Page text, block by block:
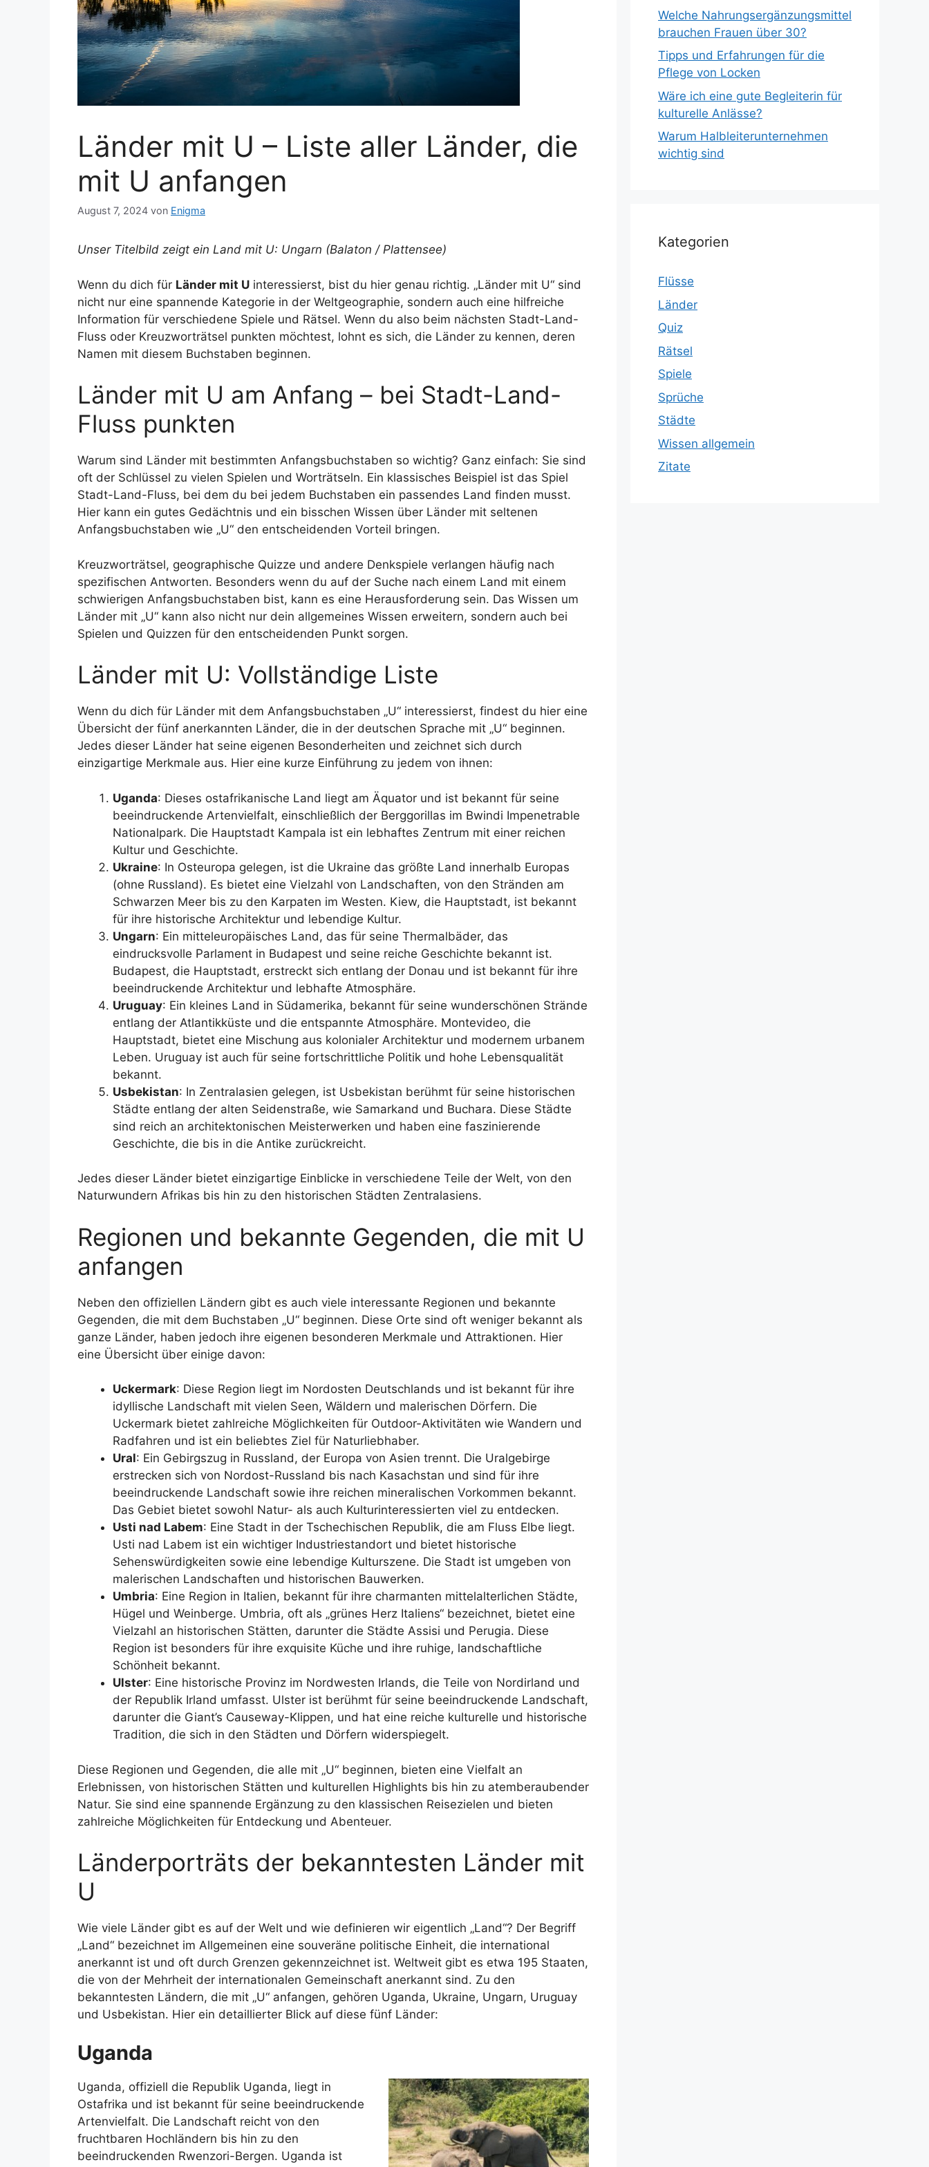
Länder mit U – Liste aller Länder, die
mit U anfangen
August 7, 2024 von Enigma
Unser Titelbild zeigt ein Land mit U: Ungarn (Balaton / Plattensee)
Wenn du dich für Länder mit U interessierst, bist du hier genau richtig. „Länder mit U“ sind
nicht nur eine spannende Kategorie in der Weltgeographie, sondern auch eine hilfreiche
Information für verschiedene Spiele und Rätsel. Wenn du also beim nächsten Stadt-Land-
Fluss oder Kreuzworträtsel punkten möchtest, lohnt es sich, die Länder zu kennen, deren
Namen mit diesem Buchstaben beginnen.
Länder mit U am Anfang – bei Stadt-Land-
Fluss punkten
Warum sind Länder mit bestimmten Anfangsbuchstaben so wichtig? Ganz einfach: Sie sind
oft der Schlüssel zu vielen Spielen und Worträtseln. Ein klassisches Beispiel ist das Spiel
Stadt-Land-Fluss, bei dem du bei jedem Buchstaben ein passendes Land finden musst.
Hier kann ein gutes Gedächtnis und ein bisschen Wissen über Länder mit seltenen
Anfangsbuchstaben wie „U“ den entscheidenden Vorteil bringen.
Kreuzworträtsel, geographische Quizze und andere Denkspiele verlangen häufig nach
spezifischen Antworten. Besonders wenn du auf der Suche nach einem Land mit einem
schwierigen Anfangsbuchstaben bist, kann es eine Herausforderung sein. Das Wissen um
Länder mit „U“ kann also nicht nur dein allgemeines Wissen erweitern, sondern auch bei
Spielen und Quizzen für den entscheidenden Punkt sorgen.
Länder mit U: Vollständige Liste
Wenn du dich für Länder mit dem Anfangsbuchstaben „U“ interessierst, findest du hier eine
Übersicht der fünf anerkannten Länder, die in der deutschen Sprache mit „U“ beginnen.
Jedes dieser Länder hat seine eigenen Besonderheiten und zeichnet sich durch
einzigartige Merkmale aus. Hier eine kurze Einführung zu jedem von ihnen:
Uganda: Dieses ostafrikanische Land liegt am Äquator und ist bekannt für seine
beeindruckende Artenvielfalt, einschließlich der Berggorillas im Bwindi Impenetrable
Nationalpark. Die Hauptstadt Kampala ist ein lebhaftes Zentrum mit einer reichen
Kultur und Geschichte.
Ukraine: In Osteuropa gelegen, ist die Ukraine das größte Land innerhalb Europas
(ohne Russland). Es bietet eine Vielzahl von Landschaften, von den Stränden am
Schwarzen Meer bis zu den Karpaten im Westen. Kiew, die Hauptstadt, ist bekannt
für ihre historische Architektur und lebendige Kultur.
Ungarn: Ein mitteleuropäisches Land, das für seine Thermalbäder, das
eindrucksvolle Parlament in Budapest und seine reiche Geschichte bekannt ist.
Budapest, die Hauptstadt, erstreckt sich entlang der Donau und ist bekannt für ihre
beeindruckende Architektur und lebhafte Atmosphäre.
Uruguay: Ein kleines Land in Südamerika, bekannt für seine wunderschönen Strände
entlang der Atlantikküste und die entspannte Atmosphäre. Montevideo, die
Hauptstadt, bietet eine Mischung aus kolonialer Architektur und modernem urbanem
Leben. Uruguay ist auch für seine fortschrittliche Politik und hohe Lebensqualität
bekannt.
Usbekistan: In Zentralasien gelegen, ist Usbekistan berühmt für seine historischen
Städte entlang der alten Seidenstraße, wie Samarkand und Buchara. Diese Städte
sind reich an architektonischen Meisterwerken und haben eine faszinierende
Geschichte, die bis in die Antike zurückreicht.
Jedes dieser Länder bietet einzigartige Einblicke in verschiedene Teile der Welt, von den
Naturwundern Afrikas bis hin zu den historischen Städten Zentralasiens.
Regionen und bekannte Gegenden, die mit U
anfangen
Neben den offiziellen Ländern gibt es auch viele interessante Regionen und bekannte
Gegenden, die mit dem Buchstaben „U“ beginnen. Diese Orte sind oft weniger bekannt als
ganze Länder, haben jedoch ihre eigenen besonderen Merkmale und Attraktionen. Hier
eine Übersicht über einige davon:
Uckermark: Diese Region liegt im Nordosten Deutschlands und ist bekannt für ihre
idyllische Landschaft mit vielen Seen, Wäldern und malerischen Dörfern. Die
Uckermark bietet zahlreiche Möglichkeiten für Outdoor-Aktivitäten wie Wandern und
Radfahren und ist ein beliebtes Ziel für Naturliebhaber.
Ural: Ein Gebirgszug in Russland, der Europa von Asien trennt. Die Uralgebirge
erstrecken sich von Nordost-Russland bis nach Kasachstan und sind für ihre
beeindruckende Landschaft sowie ihre reichen mineralischen Vorkommen bekannt.
Das Gebiet bietet sowohl Natur- als auch Kulturinteressierten viel zu entdecken.
Usti nad Labem: Eine Stadt in der Tschechischen Republik, die am Fluss Elbe liegt.
Usti nad Labem ist ein wichtiger Industriestandort und bietet historische
Sehenswürdigkeiten sowie eine lebendige Kulturszene. Die Stadt ist umgeben von
malerischen Landschaften und historischen Bauwerken.
Umbria: Eine Region in Italien, bekannt für ihre charmanten mittelalterlichen Städte,
Hügel und Weinberge. Umbria, oft als „grünes Herz Italiens“ bezeichnet, bietet eine
Vielzahl an historischen Stätten, darunter die Städte Assisi und Perugia. Diese
Region ist besonders für ihre exquisite Küche und ihre ruhige, landschaftliche
Schönheit bekannt.
Ulster: Eine historische Provinz im Nordwesten Irlands, die Teile von Nordirland und
der Republik Irland umfasst. Ulster ist berühmt für seine beeindruckende Landschaft,
darunter die Giant’s Causeway-Klippen, und hat eine reiche kulturelle und historische
Tradition, die sich in den Städten und Dörfern widerspiegelt.
Diese Regionen und Gegenden, die alle mit „U“ beginnen, bieten eine Vielfalt an
Erlebnissen, von historischen Stätten und kulturellen Highlights bis hin zu atemberaubender
Natur. Sie sind eine spannende Ergänzung zu den klassischen Reisezielen und bieten
zahlreiche Möglichkeiten für Entdeckung und Abenteuer.
Länderporträts der bekanntesten Länder mit
U
Wie viele Länder gibt es auf der Welt und wie definieren wir eigentlich „Land“? Der Begriff
„Land“ bezeichnet im Allgemeinen eine souveräne politische Einheit, die international
anerkannt ist und oft durch Grenzen gekennzeichnet ist. Weltweit gibt es etwa 195 Staaten,
die von der Mehrheit der internationalen Gemeinschaft anerkannt sind. Zu den
bekanntesten Ländern, die mit „U“ anfangen, gehören Uganda, Ukraine, Ungarn, Uruguay
und Usbekistan. Hier ein detaillierter Blick auf diese fünf Länder:
Uganda
Uganda, offiziell die Republik Uganda, liegt in
Ostafrika und ist bekannt für seine beeindruckende
Artenvielfalt. Die Landschaft reicht von den
fruchtbaren Hochländern bis hin zu den
beeindruckenden Rwenzori-Bergen. Uganda ist
Welche Nahrungsergänzungsmittel
brauchen Frauen über 30?
Tipps und Erfahrungen für die
Pflege von Locken
Wäre ich eine gute Begleiterin für
kulturelle Anlässe?
Warum Halbleiterunternehmen
wichtig sind
Kategorien
Flüsse
Länder
Quiz
Rätsel
Spiele
Sprüche
Städte
Wissen allgemein
Zitate